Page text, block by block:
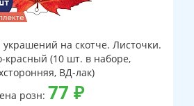
на скотче. Листочки.
красный (10 шт. в наборе,
ВД-лак)
розн: 77 ₽